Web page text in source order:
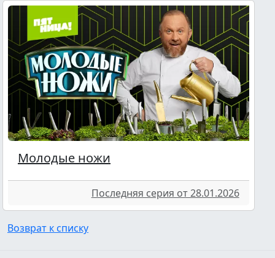
Молодые ножи
Последняя серия от 28.01.2026
Возврат к списку